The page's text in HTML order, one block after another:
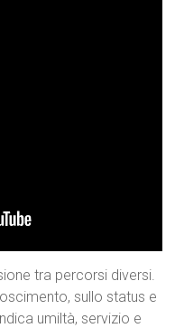
tra percorsi diversi.
sullo status e
umiltà, servizio e